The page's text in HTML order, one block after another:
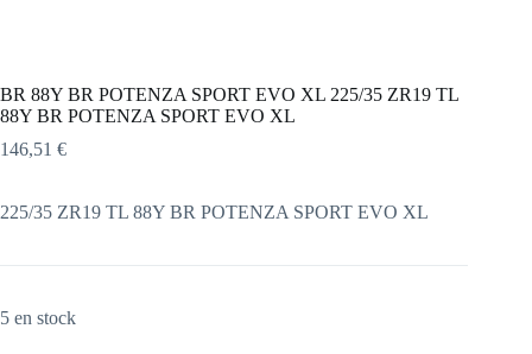
BR 88Y BR POTENZA SPORT EVO XL 225/35 ZR19 TL
88Y BR POTENZA SPORT EVO XL
146,51 €
225/35 ZR19 TL 88Y BR POTENZA SPORT EVO XL
5 en stock